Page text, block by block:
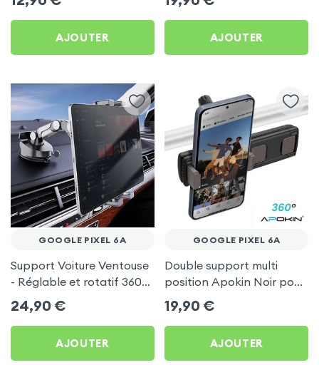
AJOUTER AJOUTER
GOOGLE PIXEL 6A
Support Voiture Ventouse
- Réglable et rotatif 360°
pour Google Pixel 6a
24,90 €
AJOUTER
GOOGLE PIXEL 6A
Double support multi
position Apokin Noir pour
Google Pixel 6a
19,90 €
AJOUTER